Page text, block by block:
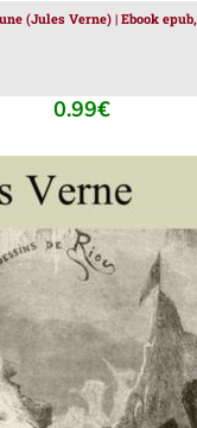
(Jules Verne) | Ebook
0.99€
/ DÉTAILS